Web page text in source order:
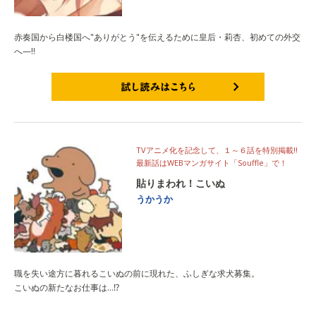
赤奏国から白楼国へ"ありがとう"を伝えるために皇后・莉杏、初めての外交
へ—!!
TVアニメ化を記念して、１～６話を特別掲載!!
最新話はWEBマンガサイト「Souffle」で！
貼りまわれ！こいぬ
うかうか
職を失い途方に暮れるこいぬの前に現れた、ふしぎな求犬募集。
こいぬの新たなお仕事は…⁉